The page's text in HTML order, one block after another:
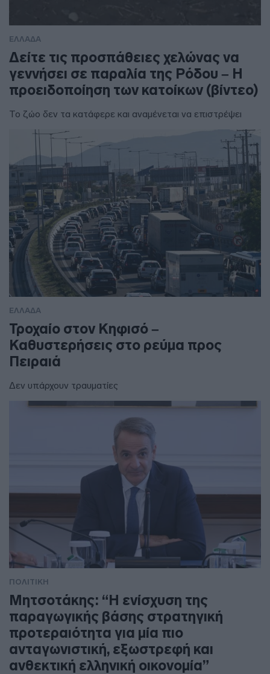
ΕΛΛΑΔΑ
Δείτε τις προσπάθειες χελώνας να
γεννήσει σε παραλία της Ρόδου – Η
προειδοποίηση των κατοίκων (βίντεο)
Το ζώο δεν τα κατάφερε και αναμένεται να επιστρέψει
ΕΛΛΑΔΑ
Τροχαίο στον Κηφισό –
Καθυστερήσεις στο ρεύμα προς
Πειραιά
Δεν υπάρχουν τραυματίες
ΠΟΛΙΤΙΚΗ
Μητσοτάκης: “Η ενίσχυση της
παραγωγικής βάσης στρατηγική
προτεραιότητα για μία πιο
ανταγωνιστική, εξωστρεφή και
ανθεκτική ελληνική οικονομία”